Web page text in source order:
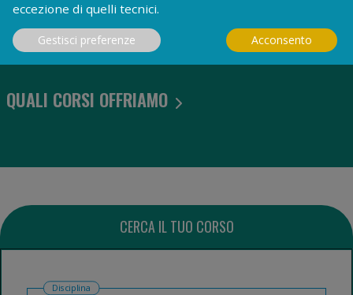
QUALI CORSI OFFRIAMO
CERCA IL TUO CORSO
Disciplina
eccezione di quelli tecnici.
Gestisci preferenze Acconsento